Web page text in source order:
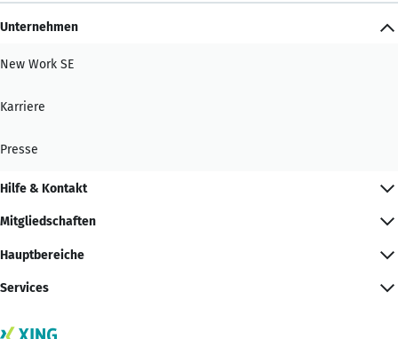
Unternehmen
New Work SE
Karriere
Presse
Hilfe & Kontakt
Mitgliedschaften
Hauptbereiche
Services